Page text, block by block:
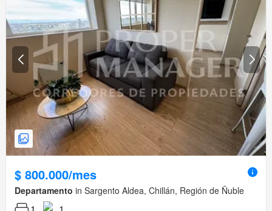
$ 800.000/mes
Departamento in Sargento Aldea, Chillán, Región de Ñuble
1 1